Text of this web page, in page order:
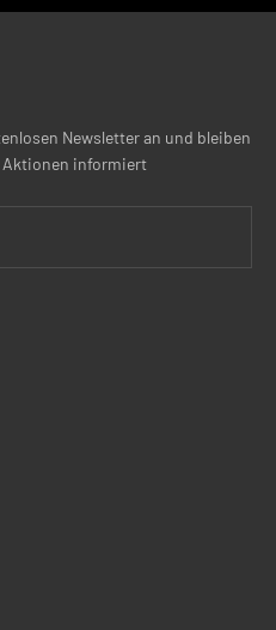
Newsletter an und bleiben
Aktionen informiert